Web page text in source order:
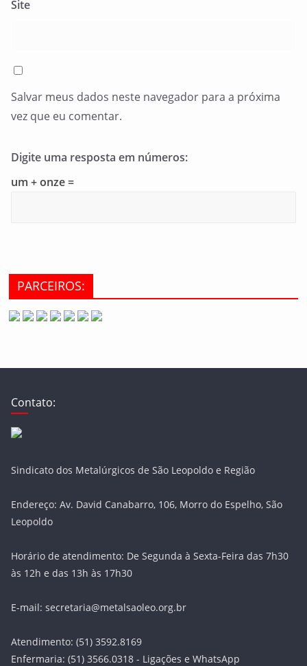
Site
Salvar meus dados neste navegador para a próxima
vez que eu comentar.
Digite uma resposta em números:
um + onze =
PARCEIROS:
Contato:
Sindicato dos Metalúrgicos de São Leopoldo e Região
Endereço: Av. David Canabarro, 106, Morro do Espelho, São
Leopoldo
Horário de atendimento: De Segunda à Sexta-Feira das 7h30
às 12h e das 13h às 17h30
E-mail: secretaria@metalsaoleo.org.br
Atendimento: (51) 3592.8169
Enfermaria: (51) 3566.0318 - Ligações e WhatsApp